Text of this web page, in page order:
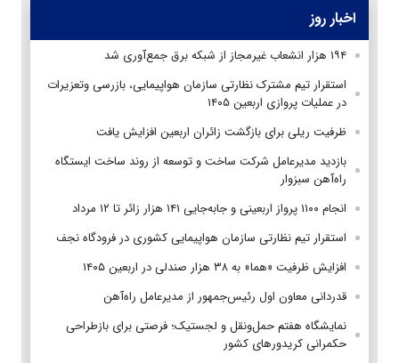
اخبار روز
۱۹۴ هزار انشعاب غیرمجاز از شبکه برق جمع‌آوری شد
استقرار تیم مشترک نظارتی سازمان هواپیمایی، بازرسی وتعزیرات
در عملیات پروازی اربعین ۱۴۰۵
ظرفیت ریلی برای بازگشت زائران اربعین افزایش یافت
بازدید مدیرعامل شرکت ساخت و توسعه از روند ساخت ایستگاه
راه‌آهن سبزوار
انجام ۱۱۰۰ پرواز اربعینی و جابه‌جایی ۱۴۱ هزار زائر تا ۱۲ مرداد
استقرار تیم‌ نظارتی سازمان هواپیمایی کشوری در فرودگاه نجف
افزایش ظرفیت «هما» به ۳۸ هزار صندلی در اربعین ۱۴۰۵
قدردانی معاون اول رئیس‌جمهور از مدیرعامل راه‌آهن
نمایشگاه هفتم حمل‌ونقل و لجستیک؛ فرصتی برای بازطراحی
حکمرانی کریدورهای کشور